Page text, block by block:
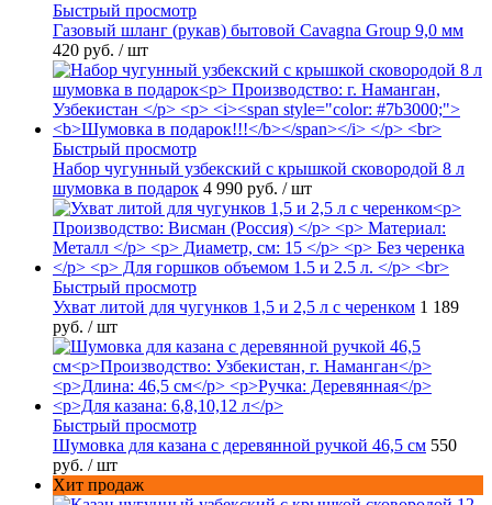
Быстрый просмотр
Газовый шланг (рукав) бытовой Cavagna Group 9,0 мм
420 руб. / шт
Быстрый просмотр
Набор чугунный узбекский с крышкой сковородой 8 л
шумовка в подарок 4 990 руб. / шт
Быстрый просмотр
Ухват литой для чугунков 1,5 и 2,5 л с черенком 1 189
руб. / шт
Быстрый просмотр
Шумовка для казана с деревянной ручкой 46,5 см 550
руб. / шт
Хит продаж